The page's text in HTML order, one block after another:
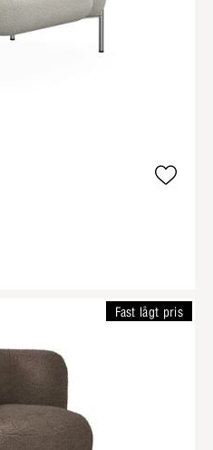
Fast lågt pris